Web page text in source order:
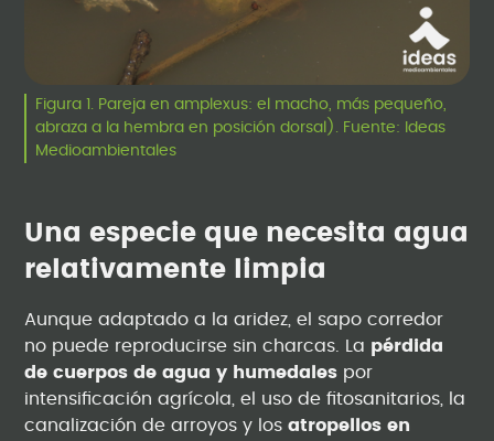
Figura 1. Pareja en amplexus: el macho, más pequeño,
abraza a la hembra en posición dorsal). Fuente: Ideas
Medioambientales
Una especie que necesita agua
relativamente limpia
Aunque adaptado a la aridez, el sapo corredor
no puede reproducirse sin charcas. La pérdida
de cuerpos de agua y humedales por
intensificación agrícola, el uso de fitosanitarios, la
canalización de arroyos y losatropellos en